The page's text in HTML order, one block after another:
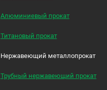
Алюминиевый прокат
Титановый прокат
Нержавеющий металлопрокат
Трубный нержавеющий прокат